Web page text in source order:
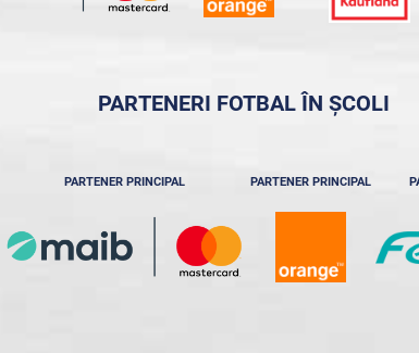
PARTENERI FOTBAL ÎN ȘCOLI
PARTENER PRINCIPAL PARTENER PRINCIPAL